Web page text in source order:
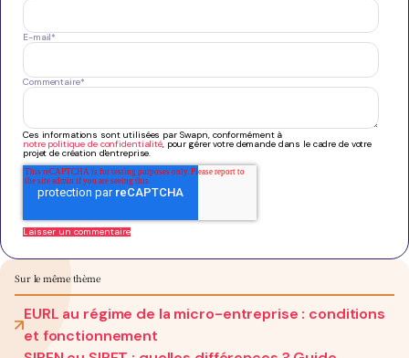
E-mail*
Commentaire*
Ces informations sont utilisées par Swapn, conformément à
notre politique de confidentialité, pour gérer votre demande dans le cadre de votre
projet de création d'entreprise.
Sur le même thème
EURL au régime de la micro-entreprise : conditions
et fonctionnement